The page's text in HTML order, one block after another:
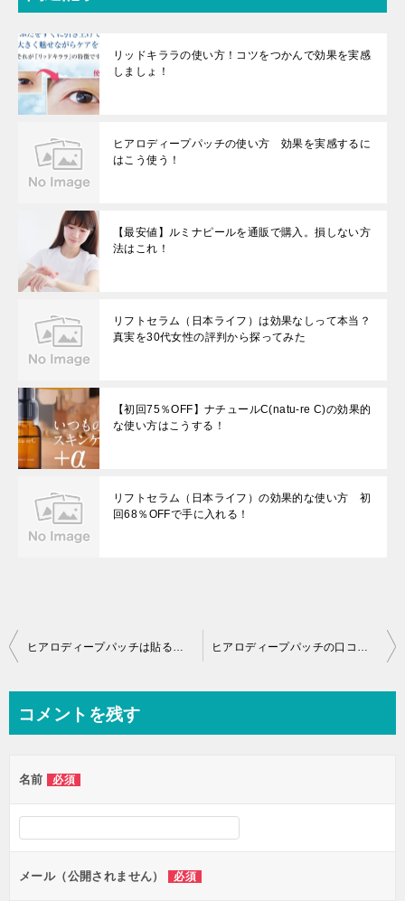
リッドキララの使い方！コツをつかんで効果を実感
しましょ！
ヒアロディープパッチの使い方 効果を実感するに
はこう使う！
【最安値】ルミナピールを通販で購入。損しない方
法はこれ！
リフトセラム（日本ライフ）は効果なしって本当？
真実を30代女性の評判から探ってみた
【初回75％OFF】ナチュールC(natu-re C)の効果的
な使い方はこうする！
リフトセラム（日本ライフ）の効果的な使い方 初
回68％OFFで手に入れる！
投
ビ
ー
シ
ン
ヒアロディープパッチは貼るとき痛い？実際の感想はどう？ ヒアロディープパッチの口コミ、ほうれい線に貼ったらどうなる？
コメントを残す
名前 必須
メール（公開されません） 必須